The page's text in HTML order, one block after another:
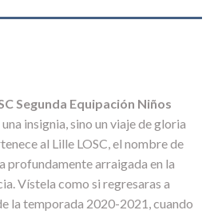
Segunda Equipación Niños
insignia, sino un viaje de gloria
al Lille LOSC, el nombre de
arraigada en la
Vístela como si regresaras a
la temporada 2020-2021, cuando